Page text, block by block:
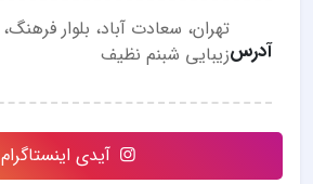
آدرسزیبایی شبنم نظیف
آیدی اینستاگرام